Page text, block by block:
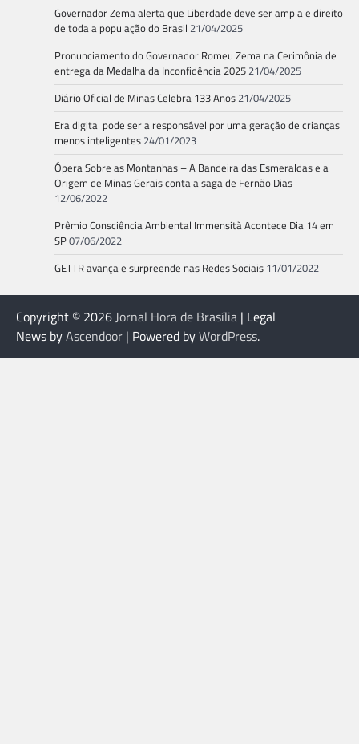
Governador Zema alerta que Liberdade deve ser ampla e direito
de toda a população do Brasil 21/04/2025
Pronunciamento do Governador Romeu Zema na Cerimônia de
entrega da Medalha da Inconfidência 2025 21/04/2025
Diário Oficial de Minas Celebra 133 Anos 21/04/2025
Era digital pode ser a responsável por uma geração de crianças
menos inteligentes 24/01/2023
Ópera Sobre as Montanhas – A Bandeira das Esmeraldas e a
Origem de Minas Gerais conta a saga de Fernão Dias
12/06/2022
Prêmio Consciência Ambiental Immensità Acontece Dia 14 em
SP07/06/2022
GETTR avança e surpreende nas Redes Sociais 11/01/2022
Copyright © 2026Jornal Hora de Brasília | Legal
News byAscendoor | Powered byWordPress.